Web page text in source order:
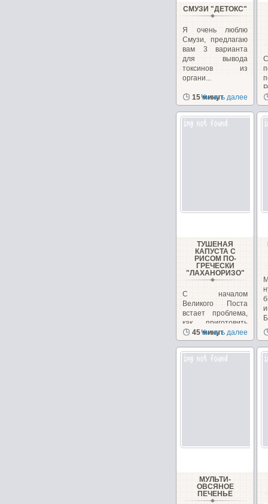
СМУЗИ "ДЕТОКС"
Я очень люблю
Смузи, предлагаю
вам 3 варианта
для вывода
токсинов из
органи...
15 минут
Читать далее
ТУШЕНАЯ
КАПУСТА С
РИСОМ ПО-
ГРЕЧЕСКИ
"ЛАХАНОРИЗО"
С началом
Великого Поста
встает проблема,
как приготовить
вкусные и
питательные...
45 минут
Читать далее
МУЛЬТИ-
ОВСЯНОЕ
ПЕЧЕНЬЕ